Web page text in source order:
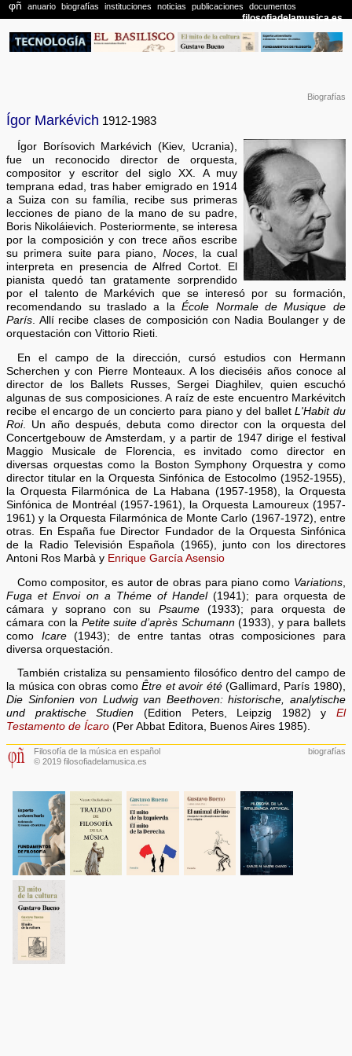
Biografías
Ígor Markévich 1912-1983
Ígor Borísovich Markévich (Kiev, Ucrania),
fue un reconocido director de orquesta,
compositor y escritor del siglo XX. A muy
temprana edad, tras haber emigrado en 1914
a Suiza con su família, recibe sus primeras
lecciones de piano de la mano de su padre,
Boris Nikoláievich. Posteriormente, se interesa
por la composición y con trece años escribe
su primera suite para piano, Noces, la cual
interpreta en presencia de Alfred Cortot. El
pianista quedó tan gratamente sorprendido
por el talento de Markévich que se interesó por su formación,
recomendando su traslado a laÉcole Normale de Musique de
París. Allí recibe clases de composición con Nadia Boulanger y de
orquestación con Vittorio Rieti.
En el campo de la dirección, cursó estudios con Hermann
Scherchen y con Pierre Monteaux. A los dieciséis años conoce al
director de los Ballets Russes, Sergei Diaghilev, quien escuchó
algunas de sus composiciones. A raíz de este encuentro Markévitch
recibe el encargo de un concierto para piano y del balletL'Habit du
Roi. Un año después, debuta como director con la orquesta del
Concertgebouw de Amsterdam, y a partir de 1947 dirige el festival
Maggio Musicale de Florencia, es invitado como director en
diversas orquestas como la Boston Symphony Orquestra y como
director titular en la Orquesta Sinfónica de Estocolmo (1952-1955),
la Orquesta Filarmónica de La Habana (1957-1958), la Orquesta
Sinfónica de Montréal (1957-1961), la Orquesta Lamoureux (1957-
1961) y la Orquesta Filarmónica de Monte Carlo (1967-1972), entre
otras. En España fue Director Fundador de la Orquesta Sinfónica
de la Radio Televisión Española (1965), junto con los directores
Antoni Ros Marbà y Enrique García Asensio
Como compositor, es autor de obras para piano como Variations,
Fuga et Envoi on a Théme of Handel(1941); para orquesta de
cámara y soprano con su Psaume(1933); para orquesta de
cámara con la Petite suite d’après Schumann(1933), y para ballets
como Icare(1943); de entre tantas otras composiciones para
diversa orquestación.
También cristaliza su pensamiento filosófico dentro del campo de
la música con obras comoÊtre et avoir été(Gallimard, París 1980),
Die Sinfonien von Ludwig van Beethoven: historische, analytische
und praktische Studien (Edition Peters, Leipzig 1982) y El
Testamento de Ícaro (Per Abbat Editora, Buenos Aires 1985).
Filosofía de la música en español
© 2019 filosofiadelamusica.es
biografías